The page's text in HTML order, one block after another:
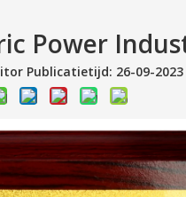
Power
Publicatietijd: 26-09-2023